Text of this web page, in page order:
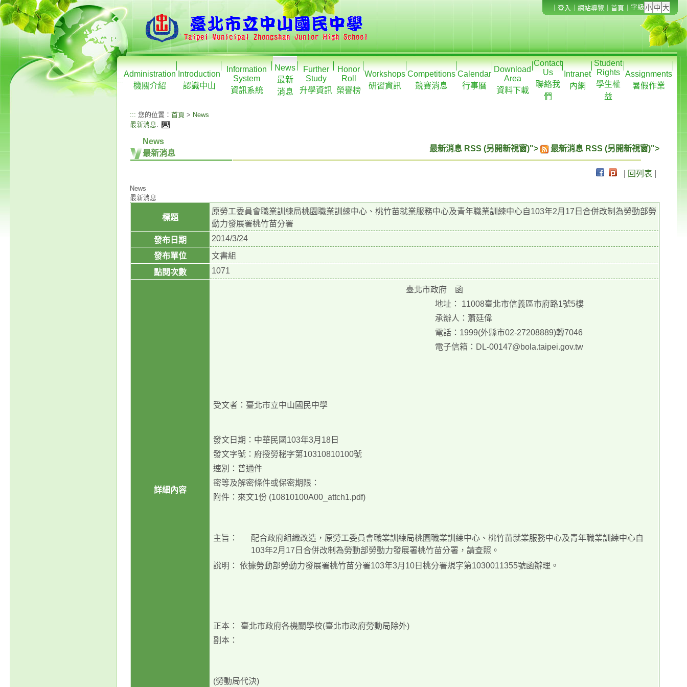
登入 網站導覽 首頁 字級
:::
Administration
機關介紹
Introduction
認識中山
Information
System
資訊系統
News
最新
消息
Further
Study
升學資訊
Honor
Roll
榮譽榜
Workshops
研習資訊
Competitions
競賽消息
Calendar
行事曆
Download
Area
資料下載
Contact
Us
聯絡我
們
Intranet
內網
Student
Rights
學生權
益
Assignments
暑假作業
::: 您的位置： 首頁 > News
最新消息.
News
最新消息
最新消息 RSS (另開新視窗)"> 最新消息 RSS (另開新視窗)">
回列表
News
最新消息
標題
原勞工委員會職業訓練局桃園職業訓練中心、桃竹苗就業服務中心及青年職業訓練中心自103年2月17日合併改制為勞動部勞
動力發展署桃竹苗分署
發布日期
2014/3/24
發布單位
文書組
點閱次數
1071
詳細內容
臺北市政府 函
地址： 11008臺北市信義區市府路1號5樓
承辦人：蕭廷偉
電話：1999(外縣市02-27208889)轉7046
電子信箱：DL-00147@bola.taipei.gov.tw
受文者：臺北市立中山國民中學
發文日期：中華民國103年3月18日
發文字號：府授勞秘字第10310810100號
速別：普通件
密等及解密條件或保密期限：
附件：來文1份 (10810100A00_attch1.pdf)
主旨：
配合政府組織改造，原勞工委員會職業訓練局桃園職業訓練中心、桃竹苗就業服務中心及青年職業訓練中心自
103年2月17日合併改制為勞動部勞動力發展署桃竹苗分署，請查照。
說明：
依據勞動部勞動力發展署桃竹苗分署103年3月10日桃分署規字第1030011355號函辦理。
正本：
臺北市政府各機關學校(臺北市政府勞動局除外)
副本：
(勞動局代決)